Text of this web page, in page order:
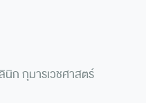
ก กุมารเวชศาสตร์